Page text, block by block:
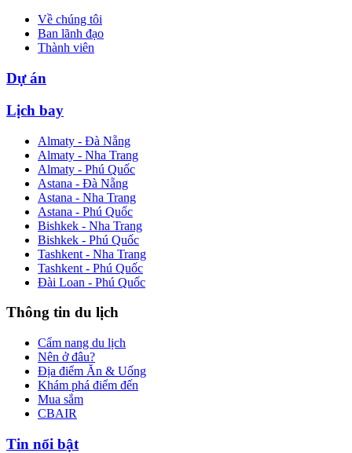
Về chúng tôi
Ban lãnh đạo
Thành viên
Dự án
Lịch bay
Almaty - Đà Nẵng
Almaty - Nha Trang
Almaty - Phú Quốc
Astana - Đà Nẵng
Astana - Nha Trang
Astana - Phú Quốc
Bishkek - Nha Trang
Bishkek - Phú Quốc
Tashkent - Nha Trang
Tashkent - Phú Quốc
Đài Loan - Phú Quốc
Thông tin du lịch
Cẩm nang du lịch
Nên ở đâu?
Địa điểm Ăn & Uống
Khám phá điểm đến
Mua sắm
CBAIR
Tin nổi bật